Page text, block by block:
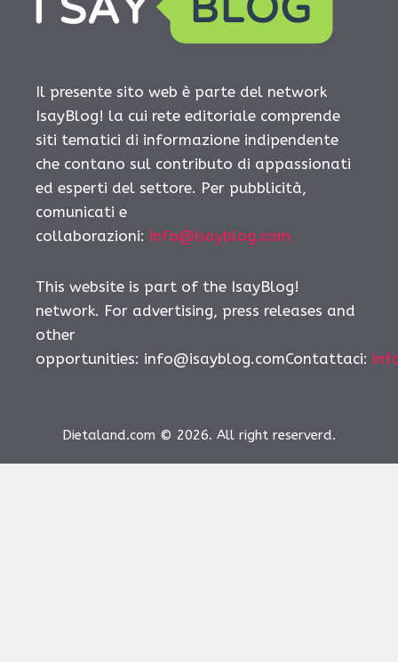
Il presente sito web è parte del network
IsayBlog! la cui rete editoriale comprende
siti tematici di informazione indipendente
che contano sul contributo di appassionati
ed esperti del settore. Per pubblicità,
comunicati e
collaborazioni: info@isayblog.com
This website is part of the IsayBlog!
network. For advertising, press releases and
other
opportunities: info@isayblog.comContattaci:
Dietaland.com © 2026. All right reserverd.